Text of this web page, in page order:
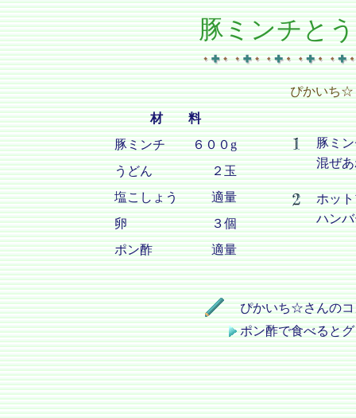
豚ミンチと
材 料
豚ミンチ
６００g
うどん
２玉
塩こしょう
適量
卵
３個
ポン酢
適量
ぴかいち☆
豚ミ
混ぜ
ホッ
ハン
ぴかいち☆さんのコ
ポン酢で食べると